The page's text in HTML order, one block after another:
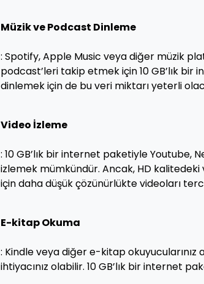
Müzik ve Podcast Dinleme
: Spotify, Apple Music veya diğer müzik
podcast’leri takip etmek için 10 GB’lık bir
dinlemek için de bu veri miktarı yeterli
Video İzleme
: 10 GB’lık bir internet paketiyle Youtube,
izlemek mümkündür. Ancak, HD kalitedeki
için daha düşük çözünürlükte videoları
E-kitap Okuma
: Kindle veya diğer e-kitap
ihtiyacınız olabilir. 10 GB’lık bir internet